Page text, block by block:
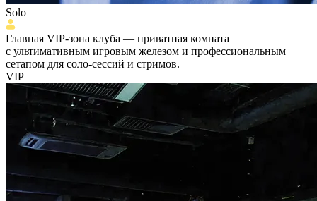
Solo
Главная VIP-зона клуба — приватная комната
с ультимативным игровым железом и профессиональным
сетапом для соло-сессий и стримов.
VIP